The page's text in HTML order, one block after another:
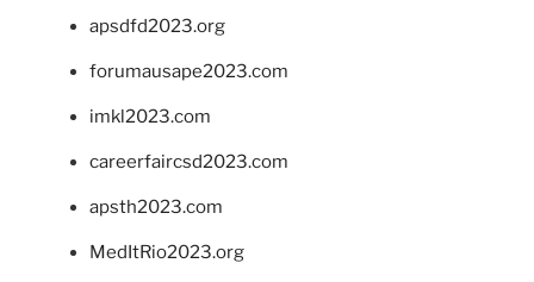
apsdfd2023.org
forumausape2023.com
imkl2023.com
careerfaircsd2023.com
apsth2023.com
MedItRio2023.org